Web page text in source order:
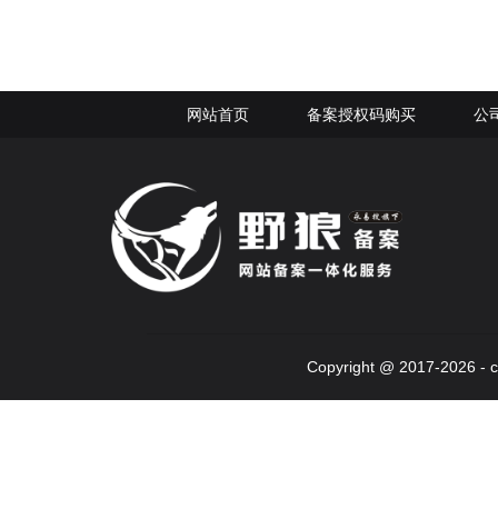
网站首页 备案授权码购买 公
Copyright @ 2017-2026